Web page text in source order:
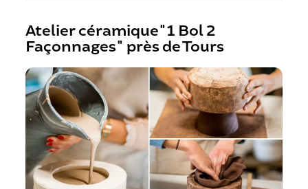
Atelier céramique"1 Bol 2
Façonnages" près de Tours